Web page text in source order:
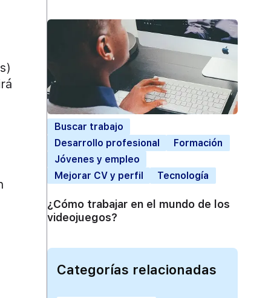
Buscar trabajo
Desarrollo profesional
Formación
Jóvenes y empleo
Mejorar CV y perfil
Tecnología
¿Cómo trabajar en el mundo de los
videojuegos?
Categorías relacionadas